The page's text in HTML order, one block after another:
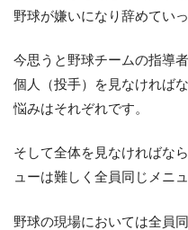
野球が嫌いになり辞めてい
今思うと野球チームの指導
個人（投手）を見なければ
悩みはそれぞれです。
そして全体を見なければな
ューは難しく全員同じメニ
野球の現場においては全員